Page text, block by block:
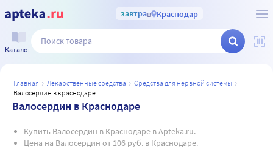
завтрав Краснодар
Каталог
главная лекарственные средства
средства для нервной системы
валосердин в краснодаре
Валосердин в Краснодаре
Купить Валосердин в Краснодаре в Apteka.ru.
Цена на Валосердин от 106 руб. в Краснодаре.